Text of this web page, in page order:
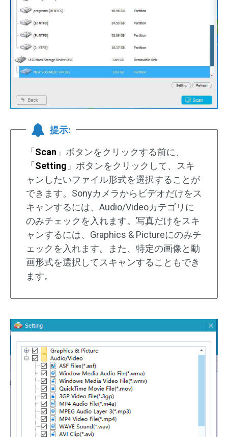
提示:
「Scan 」ボタンをクリックする前に、
「Setting 」ボタンをクリックして、スキ
ャンしたいファイル形式を選択することが
できます。Sonyカメラからビデオだけをス
キャンするには、Audio/Videoカテゴリに
のみチェックを入れます。写真だけをスキ
ャンするには、Graphics & Pictureにのみチ
ェックを入れます。また、特定の画像と動
画形式を選択してスキャンすることもでき
ます。